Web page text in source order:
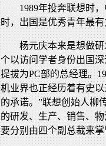
1989年投奔联想时
时，出国是优秀青年最
杨元庆本来是想做
个以访问学者身份出国
提拔为PC部的总经理。
机业界也正经历着有史
的承诺。”联想创始人柳
的研发、生产、销售、
要分别由四个副总裁来掌